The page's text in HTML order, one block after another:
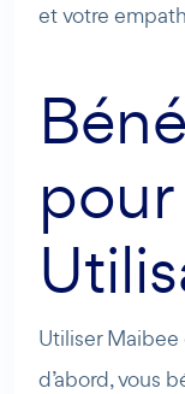
et votre
pour
Utiliser Maibee
d’abord, vous